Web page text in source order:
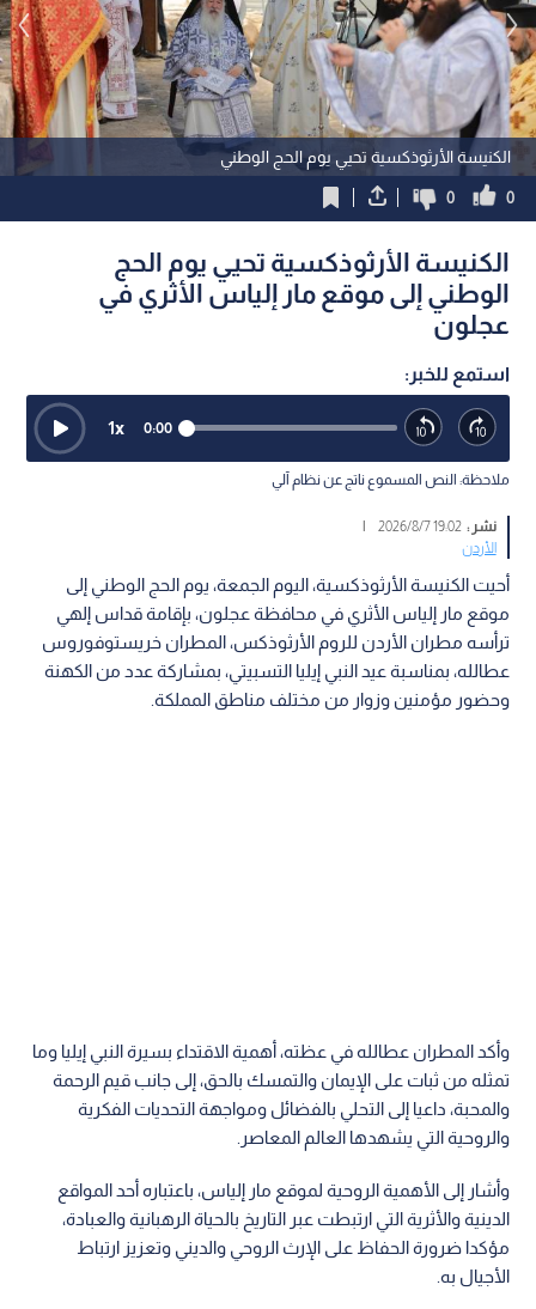
الكنيسة الأرثوذكسية تحيي يوم الحج الوطني
0
0
الكنيسة الأرثوذكسية تحيي يوم الحج
الوطني إلى موقع مار إلياس الأثري في
عجلون
استمع للخبر:
0:00
1x
ملاحظة: النص المسموع ناتج عن نظام آلي
نشر :19:02 2026/8/7
|
الأردن
أحيت الكنيسة الأرثوذكسية، اليوم الجمعة، يوم الحج الوطني إلى
موقع مار إلياس الأثري في محافظة عجلون، بإقامة قداس إلهي
ترأسه مطران الأردن للروم الأرثوذكس، المطران خريستوفوروس
عطالله، بمناسبة عيد النبي إيليا التسبيتي، بمشاركة عدد من الكهنة
وحضور مؤمنين وزوار من مختلف مناطق المملكة.
وأكد المطران عطالله في عظته، أهمية الاقتداء بسيرة النبي إيليا وما
تمثله من ثبات على الإيمان والتمسك بالحق، إلى جانب قيم الرحمة
والمحبة، داعيا إلى التحلي بالفضائل ومواجهة التحديات الفكرية
والروحية التي يشهدها العالم المعاصر.
وأشار إلى الأهمية الروحية لموقع مار إلياس، باعتباره أحد المواقع
الدينية والأثرية التي ارتبطت عبر التاريخ بالحياة الرهبانية والعبادة،
مؤكدا ضرورة الحفاظ على الإرث الروحي والديني وتعزيز ارتباط
الأجيال به.